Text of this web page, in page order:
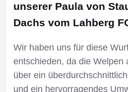
unserer Paula von
Dachs vom Lahberg
Wir haben uns für diese
entschieden, da die Welpen
über ein
und ein hervorragendes